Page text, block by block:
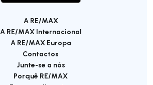
A RE/MAX
A RE/MAX Internacional
A RE/MAX Europa
Contactos
Junte-se a nós
Porquê RE/MAX